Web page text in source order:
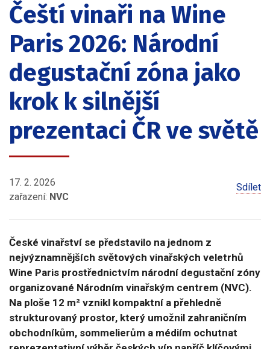
Čeští vinaři na Wine
Paris 2026: Národní
degustační zóna jako
krok k silnější
prezentaci ČR ve světě
17. 2. 2026
zařazení: NVC
Sdílet
České vinařství se představilo na jednom z
nejvýznamnějších světových vinařských veletrhů
Wine Paris prostřednictvím národní degustační zóny
organizované Národním vinařským centrem (NVC).
Na ploše 12 m² vznikl kompaktní a přehledně
strukturovaný prostor, který umožnil zahraničním
obchodníkům, sommelierům a médiím ochutnat